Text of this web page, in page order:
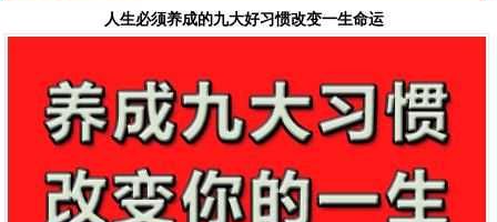
人生必须养成的九大好习惯改变一生命运